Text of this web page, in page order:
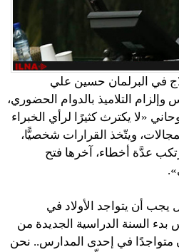
في البرلمان حسين علي
التلاميذ بالدوام الحضوري،
«لا يكترث كثيرًا لرأي الخبراء
ويتّخذ القرارات شخصيًّا،
عدَّة أخطاء، آخرها فتح
أن يتواجد الأولاد في
بدء السنة الدراسية الجديدة من
متواجدًا في إحدى المدارس.. نحن